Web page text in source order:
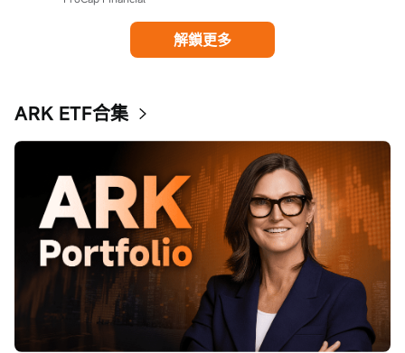
解鎖更多
ARK ETF合集